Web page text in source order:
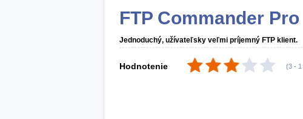
FTP Commander Pro
Jednoduchý, užívateľsky veľmi príjemný FTP klient.
Hodnotenie (3 - 1